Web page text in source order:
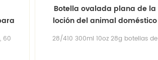
60
Botella ovalada plana de la
loción del animal doméstico
plástico transparente de 300ml
28/410 300ml 10oz 28g botellas de